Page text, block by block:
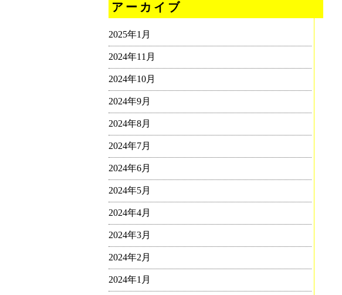
アーカイブ
2025年1月
2024年11月
2024年10月
2024年9月
2024年8月
2024年7月
2024年6月
2024年5月
2024年4月
2024年3月
2024年2月
2024年1月